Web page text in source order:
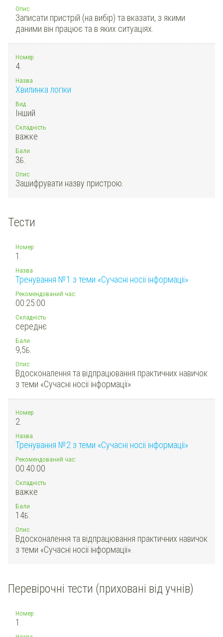
Опис
Записати пристрій (на вибір) та вказати, з якими
даними він працює та в яких ситуаціях.
Номер
4.
Назва
Хвилинка логіки
Вид
Інший
Складність
важке
Бали
3Б.
Опис
Зашифрувати назву пристрою.
Тести
Номер
1.
Назва
Тренування №1 з теми «Сучасні носії інформації»
Рекомендований час:
00:25:00
Складність
середнє
Бали
9,5Б.
Опис
Вдосконалення та відпрацювання практичних навичок
з теми «Сучасні носії інформації».
Номер
2.
Назва
Тренування №2 з теми «Сучасні носії інформації»
Рекомендований час:
00:40:00
Складність
важке
Бали
14Б.
Опис
Вдосконалення та відпрацювання практичних навичок
з теми «Сучасні носії інформації».
Перевірочні тести (приховані від учнів)
Номер
1.